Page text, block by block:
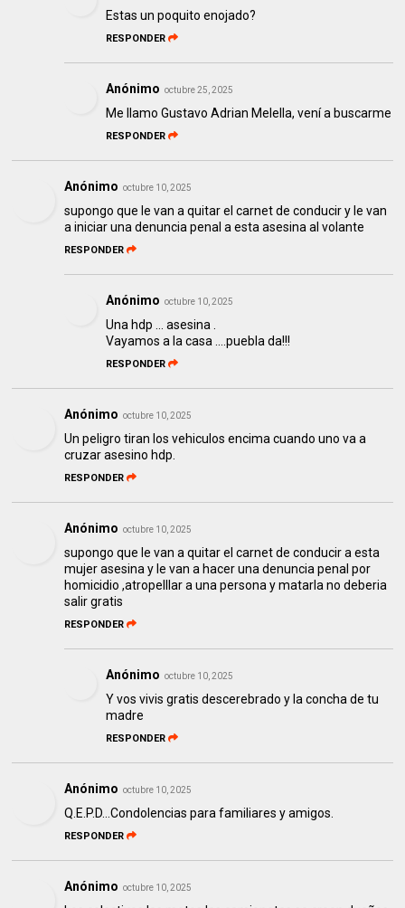
Estas un poquito enojado?
RESPONDER
Anónimo octubre 25, 2025
Me llamo Gustavo Adrian Melella, vení a buscarme
RESPONDER
Anónimo octubre 10, 2025
supongo que le van a quitar el carnet de conducir y le van
a iniciar una denuncia penal a esta asesina al volante
RESPONDER
Anónimo octubre 10, 2025
Una hdp ... asesina .
Vayamos a la casa ....puebla da!!!
RESPONDER
Anónimo octubre 10, 2025
Un peligro tiran los vehiculos encima cuando uno va a
cruzar asesino hdp.
RESPONDER
Anónimo octubre 10, 2025
supongo que le van a quitar el carnet de conducir a esta
mujer asesina y le van a hacer una denuncia penal por
homicidio ,atropelllar a una persona y matarla no deberia
salir gratis
RESPONDER
Anónimo octubre 10, 2025
Y vos vivis gratis descerebrado y la concha de tu
madre
RESPONDER
Anónimo octubre 10, 2025
Q.E.P.D...Condolencias para familiares y amigos.
RESPONDER
Anónimo octubre 10, 2025